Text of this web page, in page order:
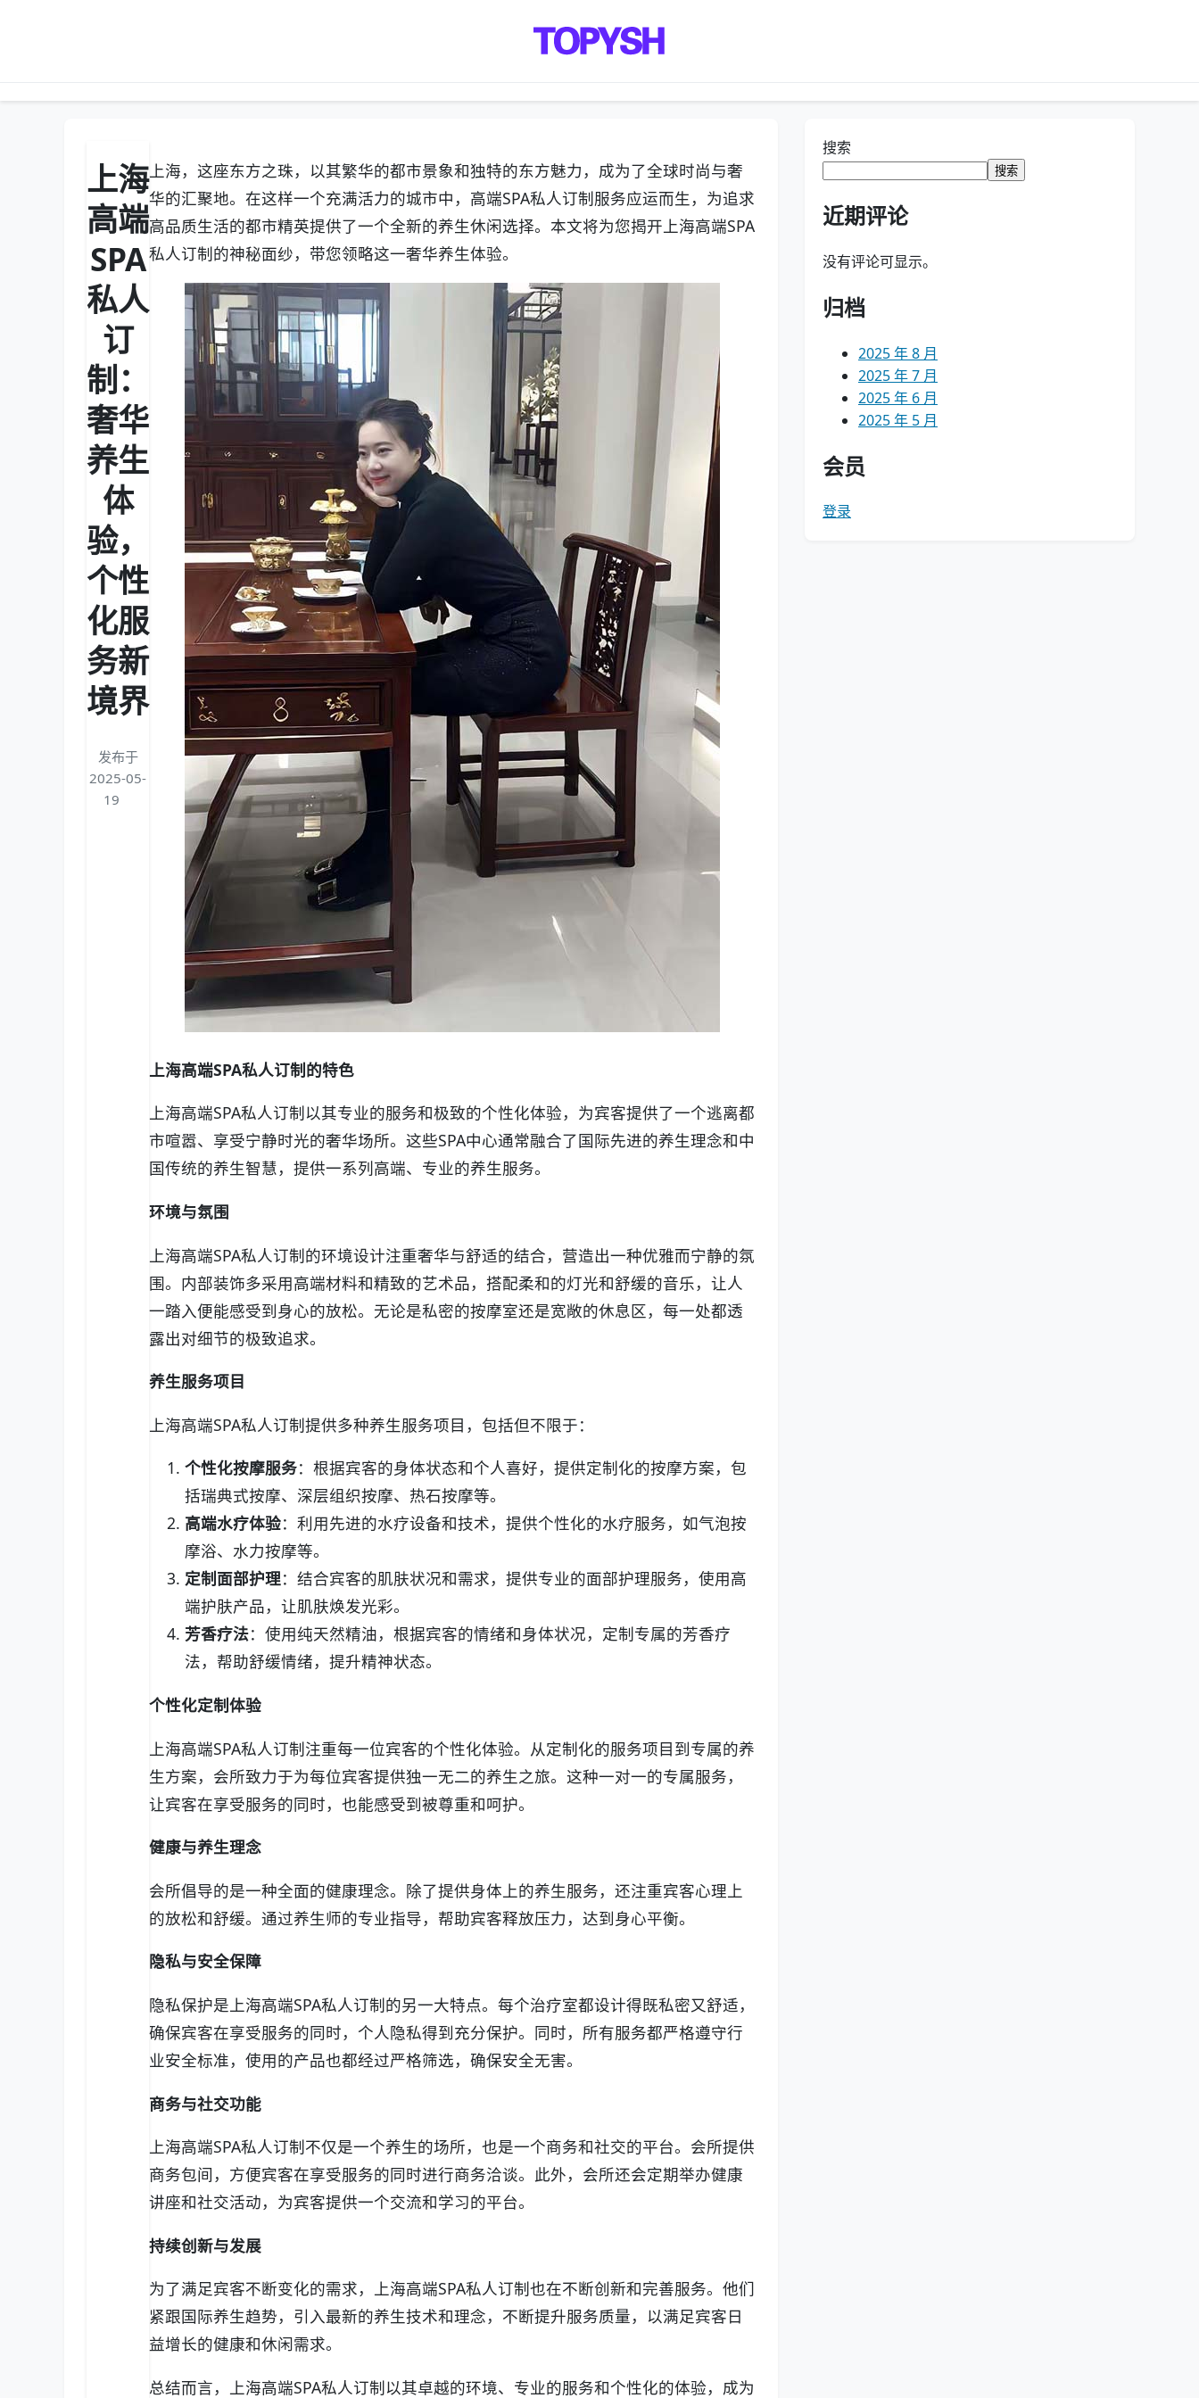
上海
高端
SPA
私人
订
制：
奢华
养生
体
验，
个性
化服
务新
境界
发布于
2025-05-
19
上海，这座东方之珠，以其繁华的都市景象和独特的东方魅力，成为了全球时尚与奢
华的汇聚地。在这样一个充满活力的城市中，高端SPA私人订制服务应运而生，为追求
高品质生活的都市精英提供了一个全新的养生休闲选择。本文将为您揭开上海高端SPA
私人订制的神秘面纱，带您领略这一奢华养生体验。
上海高端SPA私人订制的特色
上海高端SPA私人订制以其专业的服务和极致的个性化体验，为宾客提供了一个逃离都
市喧嚣、享受宁静时光的奢华场所。这些SPA中心通常融合了国际先进的养生理念和中
国传统的养生智慧，提供一系列高端、专业的养生服务。
环境与氛围
上海高端SPA私人订制的环境设计注重奢华与舒适的结合，营造出一种优雅而宁静的氛
围。内部装饰多采用高端材料和精致的艺术品，搭配柔和的灯光和舒缓的音乐，让人
一踏入便能感受到身心的放松。无论是私密的按摩室还是宽敞的休息区，每一处都透
露出对细节的极致追求。
养生服务项目
上海高端SPA私人订制提供多种养生服务项目，包括但不限于：
个性化按摩服务：根据宾客的身体状态和个人喜好，提供定制化的按摩方案，包
括瑞典式按摩、深层组织按摩、热石按摩等。
高端水疗体验：利用先进的水疗设备和技术，提供个性化的水疗服务，如气泡按
摩浴、水力按摩等。
定制面部护理：结合宾客的肌肤状况和需求，提供专业的面部护理服务，使用高
端护肤产品，让肌肤焕发光彩。
芳香疗法：使用纯天然精油，根据宾客的情绪和身体状况，定制专属的芳香疗
法，帮助舒缓情绪，提升精神状态。
个性化定制体验
上海高端SPA私人订制注重每一位宾客的个性化体验。从定制化的服务项目到专属的养
生方案，会所致力于为每位宾客提供独一无二的养生之旅。这种一对一的专属服务，
让宾客在享受服务的同时，也能感受到被尊重和呵护。
健康与养生理念
会所倡导的是一种全面的健康理念。除了提供身体上的养生服务，还注重宾客心理上
的放松和舒缓。通过养生师的专业指导，帮助宾客释放压力，达到身心平衡。
隐私与安全保障
隐私保护是上海高端SPA私人订制的另一大特点。每个治疗室都设计得既私密又舒适，
确保宾客在享受服务的同时，个人隐私得到充分保护。同时，所有服务都严格遵守行
业安全标准，使用的产品也都经过严格筛选，确保安全无害。
商务与社交功能
上海高端SPA私人订制不仅是一个养生的场所，也是一个商务和社交的平台。会所提供
商务包间，方便宾客在享受服务的同时进行商务洽谈。此外，会所还会定期举办健康
讲座和社交活动，为宾客提供一个交流和学习的平台。
持续创新与发展
为了满足宾客不断变化的需求，上海高端SPA私人订制也在不断创新和完善服务。他们
紧跟国际养生趋势，引入最新的养生技术和理念，不断提升服务质量，以满足宾客日
益增长的健康和休闲需求。
总结而言，上海高端SPA私人订制以其卓越的环境、专业的服务和个性化的体验，成为
搜索
搜索
近期评论
没有评论可显示。
归档
2025 年 8 月
2025 年 7 月
2025 年 6 月
2025 年 5 月
会员
登录